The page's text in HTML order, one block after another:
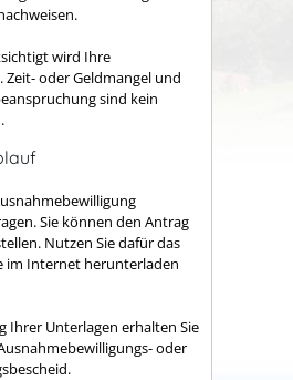
wird Ihre
oder Geldmangel und
sind kein
Sie können den Antrag
Nutzen Sie dafür das
im Internet herunterladen
Ihrer Unterlagen erhalten Sie
oder